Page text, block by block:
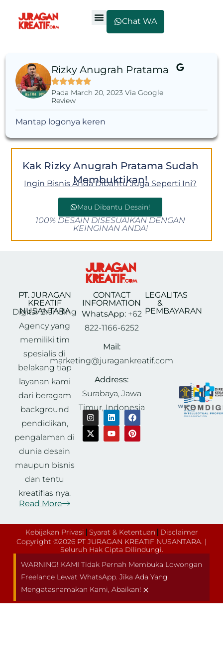
Chat WA
Rizky Anugrah Pratama
Pada March 20, 2023 Via Google
Review
Mantap logonya keren
Kak Rizky Anugrah Pratama Sudah
Membuktikan!
Ingin Bisnis Anda Dibantu Juga Seperti Ini?
Mau Dibantu Desain!
100% DESAIN DISESUAIKAN DENGAN
KEINGINAN ANDA!
PT. JURAGAN
KREATIF
NUSANTARA
Digital Branding
Agency yang
memiliki tim
spesialis di
belakang tiap
layanan kami
dari beragam
background
pendidikan,
pengalaman di
dunia desain
maupun bisnis
dan tentu
kreatifias nya.
Read More
CONTACT
INFORMATION
WhatsApp:+62
822-1166-6252
Mail:
marketing@juragankreatif.com
Address:
Surabaya, Jawa
Timur, Indonesia
LEGALITAS
&
PEMBAYARAN
Kebijakan Privasi Syarat & Ketentuan
Disclaimer
Copyright ©2026 PT JURAGAN KREATIF NUSANTARA. |
Seluruh Hak Cipta Dilindungi.
WARNING! KAMI Tidak Pernah Membuka Lowongan
Freelance Lewat WhatsApp. Jika Ada Yang
Mengatasnamakan Kami, Abaikan! ×